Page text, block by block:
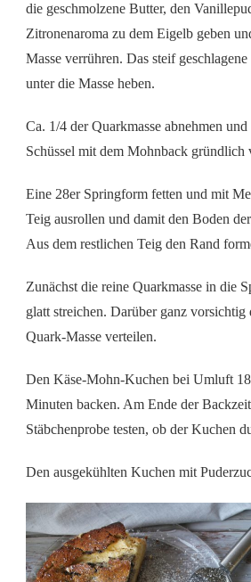
die geschmolzene Butter, den
Zitronenaroma zu dem Eigelb geben
Masse verrühren. Das steif
unter die Masse heben.
Ca. 1/4 der Quarkmasse abnehmen und
Schüssel mit dem Mohnback gründlich
Eine 28er Springform fetten und mit
Teig ausrollen und damit den Boden
Aus dem restlichen Teig den Rand
Zunächst die reine Quarkmasse in die
glatt streichen. Darüber ganz vorsichtig
Quark-Masse verteilen.
Den Käse-Mohn-Kuchen bei Umluft
Minuten backen. Am Ende der
Stäbchenprobe testen, ob der Kuchen
Den ausgekühlten Kuchen mit